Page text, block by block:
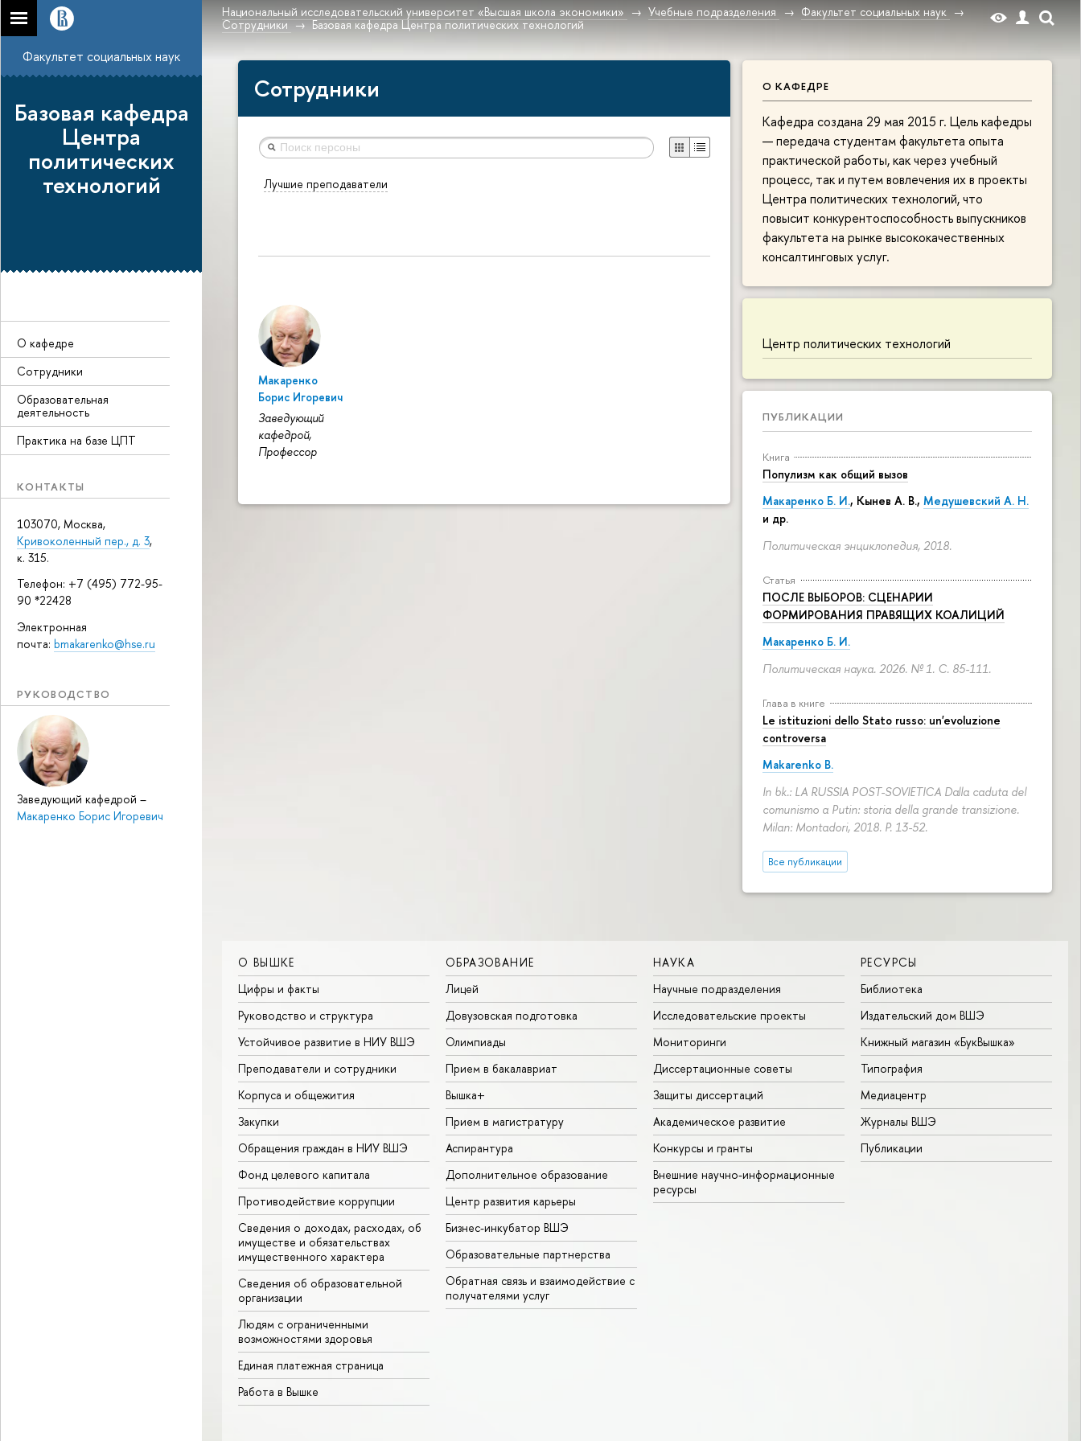
Национальный исследовательский университет «Высшая школа экономики» Учебные подразделения
Факультет социальных наук
Сотрудники
Базовая кафедра Центра политических технологий
Факультет социальных наук
Базовая кафедра
Центра
политических
технологий
О кафедре
Сотрудники
Образовательная
деятельность
Практика на базе ЦПТ
КОНТАКТЫ
103070, Москва,
Кривоколенный пер., д. 3,
к. 315.
Телефон: +7 (495) 772-95-
90 *22428
Электронная
почта: bmakarenko@hse.ru
РУКОВОДСТВО
Заведующий кафедрой –
Макаренко Борис Игоревич
О КАФЕДРЕ
Кафедра создана 29 мая 2015 г. Цель кафедры
— передача студентам факультета опыта
практической работы, как через учебный
процесс, так и путем вовлечения их в проекты
Центра политических технологий, что
повысит конкурентоспособность выпускников
факультета на рынке высококачественных
консалтинговых услуг.
Центр политических технологий
ПУБЛИКАЦИИ
Книга
Популизм как общий вызов
Макаренко Б. И., Кынев А. В., Медушевский А. Н.
и др.
Политическая энциклопедия, 2018.
Статья
ПОСЛЕ ВЫБОРОВ: СЦЕНАРИИ
ФОРМИРОВАНИЯ ПРАВЯЩИХ КОАЛИЦИЙ
Макаренко Б. И.
Политическая наука. 2026. № 1. С. 85-111.
Глава в книге
Le istituzioni dello Stato russo: un'evoluzione
controversa
Makarenko B.
In bk.: LA RUSSIA POST-SOVIETICA Dalla caduta del
comunismo a Putin: storia della grande transizione.
Milan: Montadori, 2018. P. 13-52.
Все публикации
Сотрудники
Лучшие преподаватели
Макаренко
Борис Игоревич
Заведующий
кафедрой,
Профессор
О ВЫШКЕ
Цифры и факты
Руководство и структура
Устойчивое развитие в НИУ ВШЭ
Преподаватели и сотрудники
Корпуса и общежития
Закупки
Обращения граждан в НИУ ВШЭ
Фонд целевого капитала
Противодействие коррупции
Сведения о доходах, расходах, об
имуществе и обязательствах
имущественного характера
Сведения об образовательной
организации
Людям с ограниченными
возможностями здоровья
Единая платежная страница
Работа в Вышке
ОБРАЗОВАНИЕ
Лицей
Довузовская подготовка
Олимпиады
Прием в бакалавриат
Вышка+
Прием в магистратуру
Аспирантура
Дополнительное образование
Центр развития карьеры
Бизнес-инкубатор ВШЭ
Образовательные партнерства
Обратная связь и взаимодействие с
получателями услуг
НАУКА
Научные подразделения
Исследовательские проекты
Мониторинги
Диссертационные советы
Защиты диссертаций
Академическое развитие
Конкурсы и гранты
Внешние научно-информационные
ресурсы
РЕСУРСЫ
Библиотека
Издательский дом ВШЭ
Книжный магазин «БукВышка»
Типография
Медиацентр
Журналы ВШЭ
Публикации